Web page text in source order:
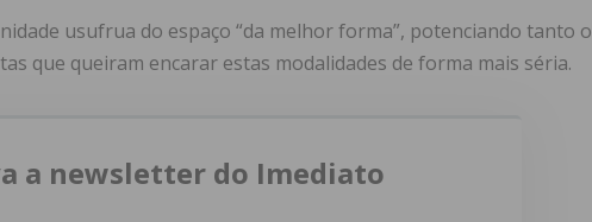
usufrua do espaço “da melhor forma”, potenciando tanto o
que queiram encarar estas modalidades de forma mais séria.
a newsletter do Imediato